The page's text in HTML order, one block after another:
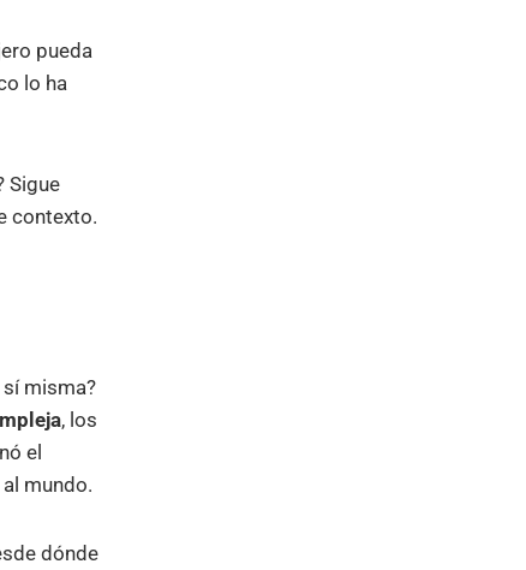
pueda
lo ha
Sigue
contexto.
sí misma?
, los
el
mundo.
dónde